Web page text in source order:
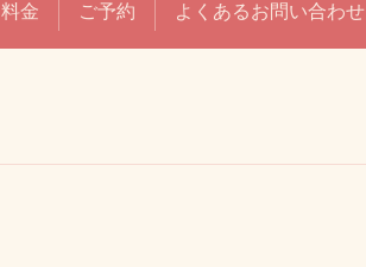
料金 ご予約 よくあるお問い合わせ